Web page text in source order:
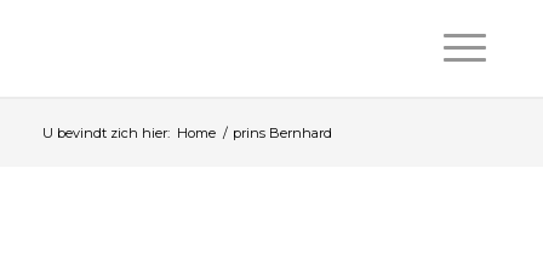
U bevindt zich hier: Home / prins Bernhard